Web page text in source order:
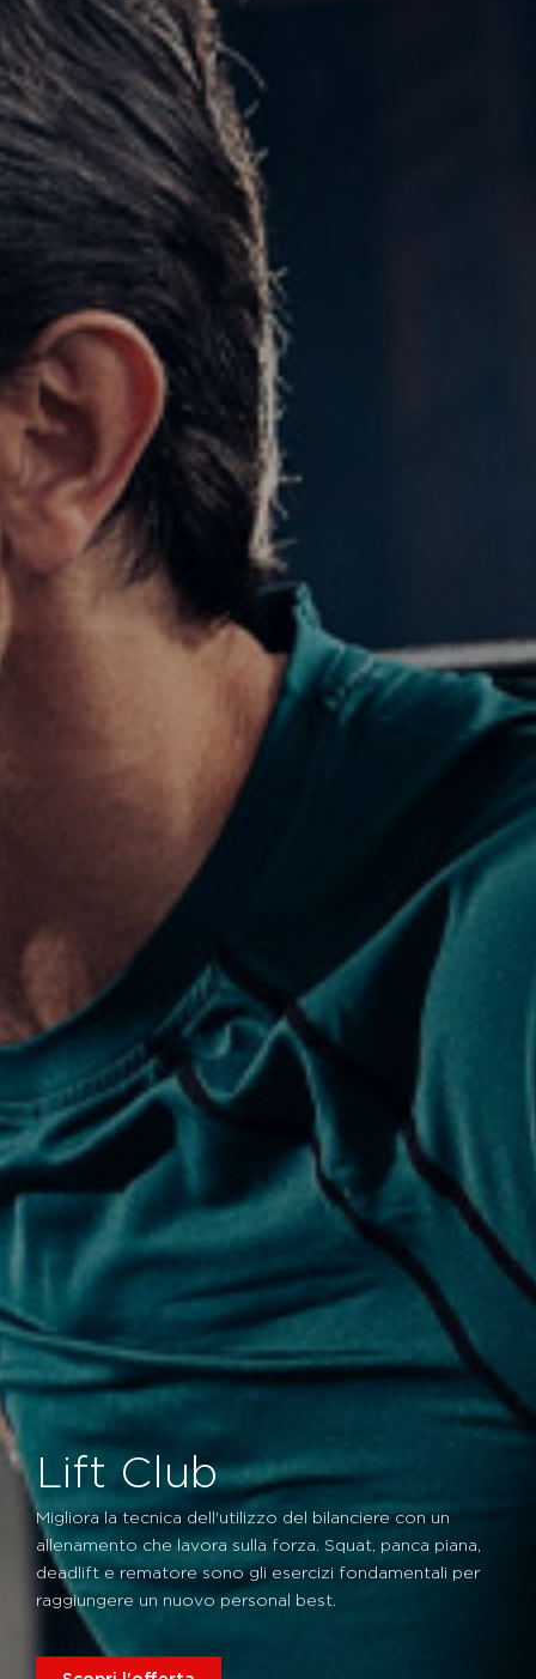
Lift Club
Migliora la tecnica dell'utilizzo del bilanciere con un
allenamento che lavora sulla forza. Squat, panca piana,
deadlift e rematore sono gli esercizi fondamentali per
raggiungere un nuovo personal best.